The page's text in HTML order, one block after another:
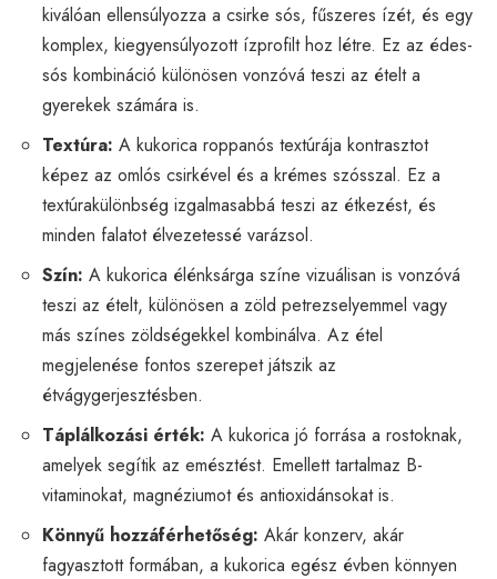
kiválóan ellensúlyozza a csirke sós, fűszeres ízét, és egy
komplex, kiegyensúlyozott ízprofilt hoz létre. Ez az édes-
sós kombináció különösen vonzóvá teszi az ételt a
gyerekek számára is.
Textúra: A kukorica roppanós textúrája kontrasztot
képez az omlós csirkével és a krémes szósszal. Ez a
textúrakülönbség izgalmasabbá teszi az étkezést, és
minden falatot élvezetessé varázsol.
Szín: A kukorica élénksárga színe vizuálisan is vonzóvá
teszi az ételt, különösen a zöld petrezselyemmel vagy
más színes zöldségekkel kombinálva. Az étel
megjelenése fontos szerepet játszik az
étvágygerjesztésben.
Táplálkozási érték: A kukorica jó forrása a rostoknak,
amelyek segítik az emésztést. Emellett tartalmaz B-
vitaminokat, magnéziumot és antioxidánsokat is.
Könnyű hozzáférhetőség: Akár konzerv, akár
fagyasztott formában, a kukorica egész évben könnyen